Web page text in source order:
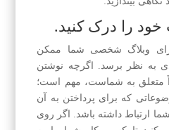
وبلاگ شخصی شما ممکن
به نظر برسد. اگرچه نوشتن
متعلق به شماست، مهم است؛
که برای پرداختن به آن
ارتباط داشته باشد. اگر روی